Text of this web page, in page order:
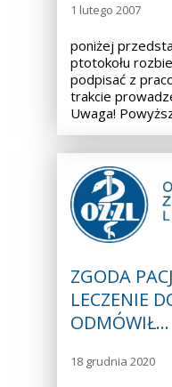
1 lutego 2007
poniżej
ptotokołu
podpisać z
trakcie
Uwaga!
ZGODA
LECZENIE
ODMÓWIŁ…
18 grudnia 2020